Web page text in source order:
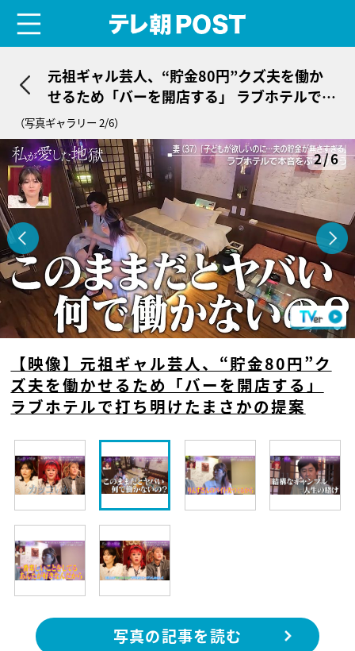
元祖ギャル芸人、“貯金80円”クズ夫を働か
せるため「バーを開店する」 ラブホテルで打
ち明けたまさかの提案
（写真ギャラリー 2/6）
2/6
【映像】元祖ギャル芸人、“貯金80円”ク
ズ夫を働かせるため「バーを開店する」
ラブホテルで打ち明けたまさかの提案
写真の記事を読む